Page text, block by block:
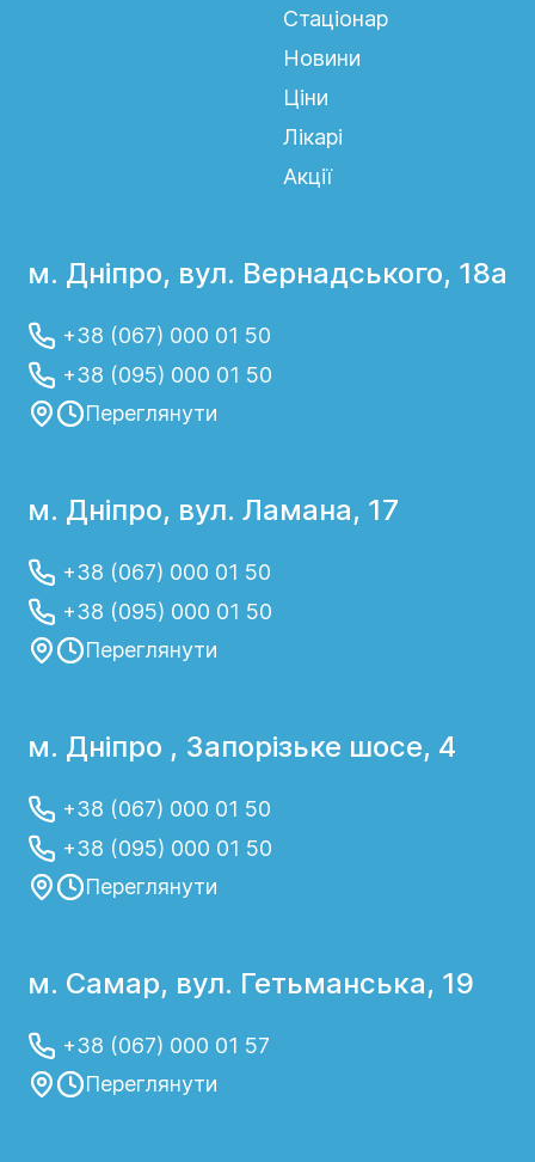
Стаціонар
Новини
Ціни
Лікарі
Акції
м. Дніпро, вул. Вернадського, 18а
+38 (067) 000 01 50
+38 (095) 000 01 50
Переглянути
м. Дніпро, вул. Ламана, 17
+38 (067) 000 01 50
+38 (095) 000 01 50
Переглянути
м. Дніпро , Запорізьке шосе, 4
+38 (067) 000 01 50
+38 (095) 000 01 50
Переглянути
м. Самар, вул. Гетьманська, 19
+38 (067) 000 01 57
Переглянути